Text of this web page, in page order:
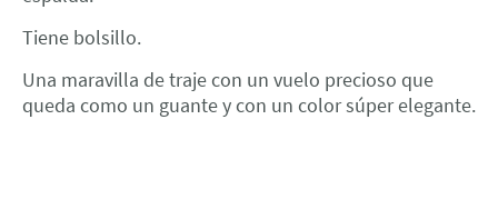
Tiene bolsillo.
Una maravilla de traje con un vuelo precioso que
queda como un guante y con un color súper elegante.